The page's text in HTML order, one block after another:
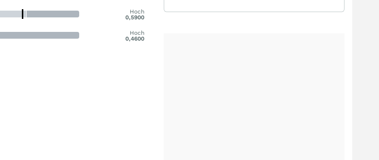
Hoch
0,5900
Hoch
0,4600